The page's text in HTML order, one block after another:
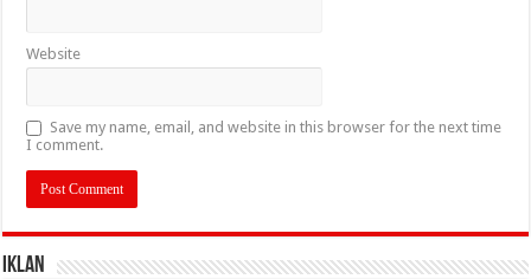
Website
Save my name, email, and website in this browser for the next time
I comment.
IKLAN